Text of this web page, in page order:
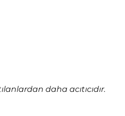
daha acıtıcıdır.